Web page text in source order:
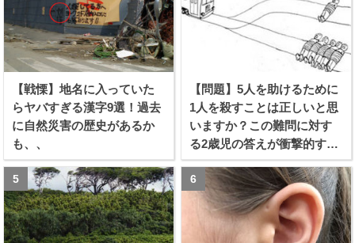
【戦慄】地名に入っていた
らヤバすぎる漢字9選！過去
に自然災害の歴史があるか
も、、
【問題】5人を助けるために
1人を殺すことは正しいと思
いますか？この難問に対す
る2歳児の答えが衝撃的すぎ
る！！